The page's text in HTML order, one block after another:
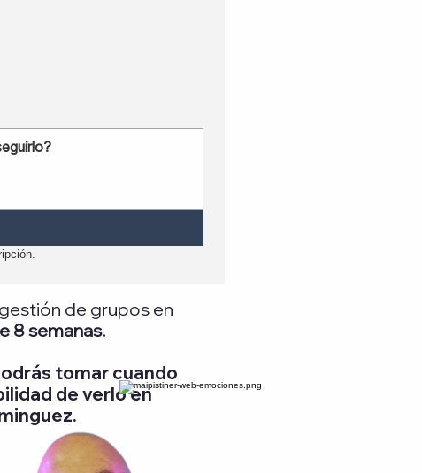
gestión de grupos en
8 semanas.
tomar cuando
de verlo en